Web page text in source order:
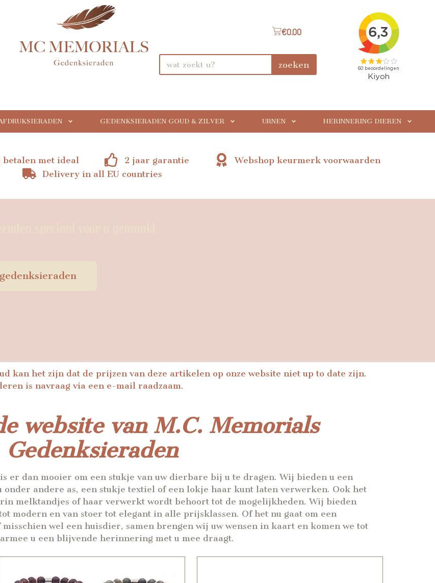
€0.00
zoeken
GEDENKSIERADEN GOUD & ZILVER URNEN HERINNERING DIEREN
betalen met ideal 2 jaar garantie
Webshop keurmerk voorwaarden
Delivery in all EU countries
kan het zijn dat de prijzen van deze artikelen op onze website niet up to date zijn.
is navraag via een e-mail raadzaam.
website van M.C. Memorials
Gedenksieraden
er dan mooier om een stukje van uw dierbare bij u te dragen. Wij bieden u een
andere as, een stukje textiel of een lokje haar kunt laten verwerken. Ook het
melktandjes of haar verwerkt wordt behoort tot de mogelijkheden. Wij bieden
modern en van stoer tot elegant in alle prijsklassen. Of het nu gaat om een
wel een huisdier, samen brengen wij uw wensen in kaart en komen we tot
u een blijvende herinnering met u mee draagt.